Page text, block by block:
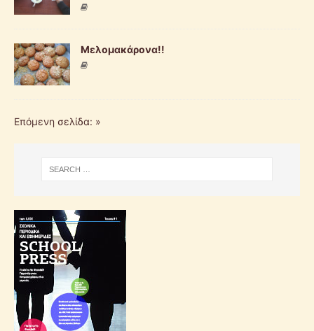
Μελομακάρονα!!
Επόμενη σελίδα: »